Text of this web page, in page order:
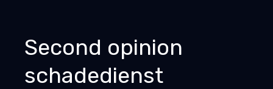
Second opinion
schadedienst